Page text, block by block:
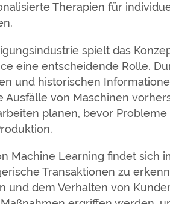
Therapien für
spielt das
eine entscheidende Rolle.
und historischen
Ausfälle von Maschinen
planen, bevor
Machine Learning findet sich
Transaktionen zu
und dem Verhalten von